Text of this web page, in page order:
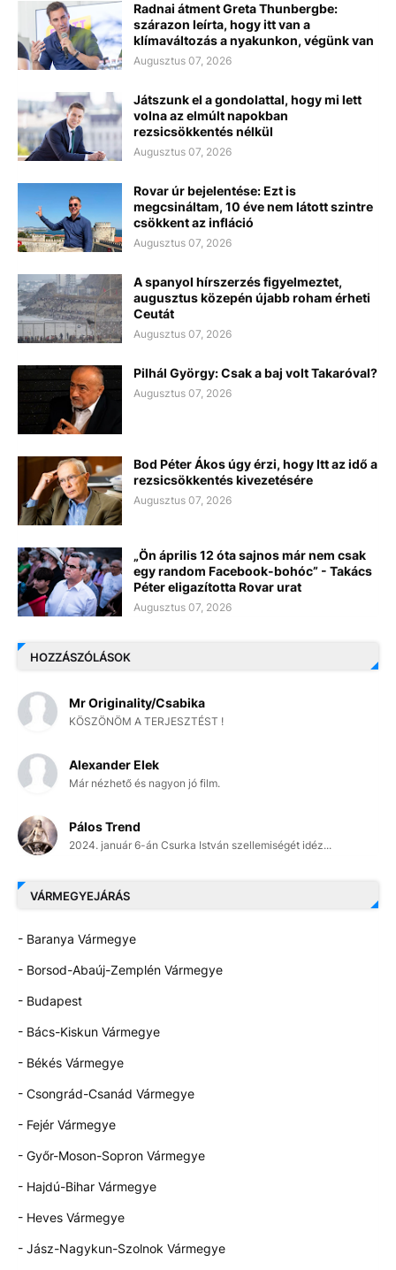
Radnai átment Greta Thunbergbe:
szárazon leírta, hogy itt van a
klímaváltozás a nyakunkon, végünk van
Augusztus 07, 2026
Játszunk el a gondolattal, hogy mi lett
volna az elmúlt napokban
rezsicsökkentés nélkül
Augusztus 07, 2026
Rovar úr bejelentése: Ezt is
megcsináltam, 10 éve nem látott szintre
csökkent az infláció
Augusztus 07, 2026
A spanyol hírszerzés figyelmeztet,
augusztus közepén újabb roham érheti
Ceutát
Augusztus 07, 2026
Pilhál György: Csak a baj volt Takaróval?
Augusztus 07, 2026
Bod Péter Ákos úgy érzi, hogy Itt az idő a
rezsicsökkentés kivezetésére
Augusztus 07, 2026
„Ön április 12 óta sajnos már nem csak
egy random Facebook-bohóc” - Takács
Péter eligazította Rovar urat
Augusztus 07, 2026
HOZZÁSZÓLÁSOK
Mr Originality/Csabika
KÖSZÖNÖM A TERJESZTÉST !
Alexander Elek
Már nézhető és nagyon jó film.
Pálos Trend
2024. január 6-án Csurka István szellemiségét idéz...
VÁRMEGYEJÁRÁS
- Baranya Vármegye
- Borsod-Abaúj-Zemplén Vármegye
- Budapest
- Bács-Kiskun Vármegye
- Békés Vármegye
- Csongrád-Csanád Vármegye
- Fejér Vármegye
- Győr-Moson-Sopron Vármegye
- Hajdú-Bihar Vármegye
- Heves Vármegye
- Jász-Nagykun-Szolnok Vármegye